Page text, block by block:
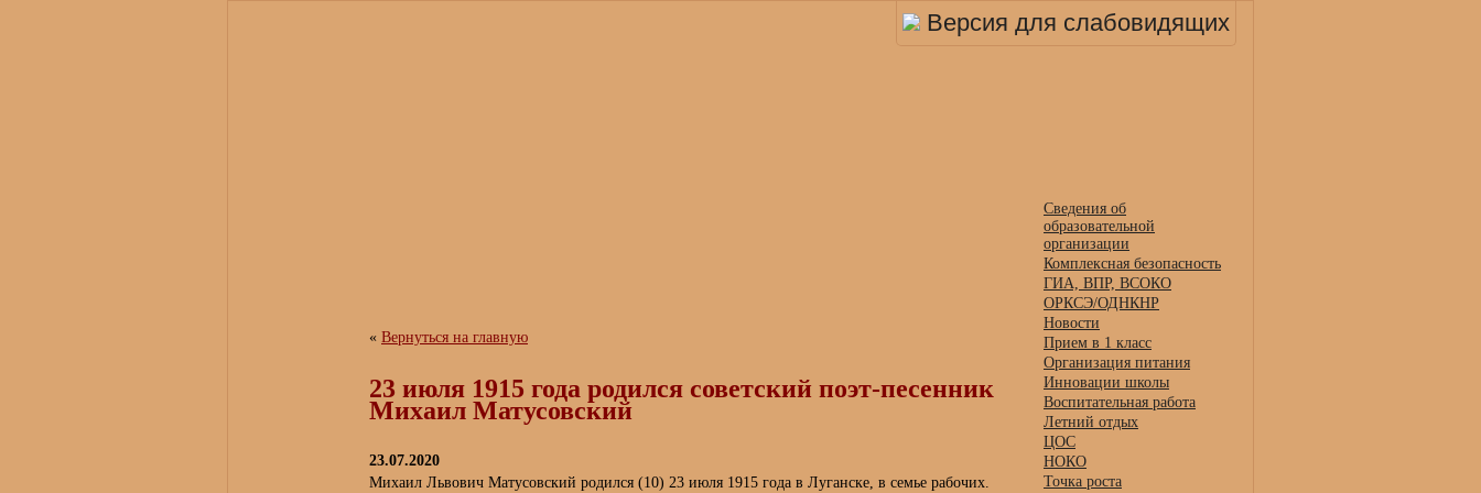
Версия для слабовидящих
« Вернуться на главную
23 июля 1915 года родился советский поэт-песенник
Михаил Матусовский
23.07.2020
Михаил Львович Матусовский родился (10) 23 июля 1915 года в Луганске, в семье рабочих.
Сведения об
образовательной
организации
Комплексная безопасность
ГИА, ВПР, ВСОКО
ОРКСЭ/ОДНКНР
Новости
Прием в 1 класс
Организация питания
Инновации школы
Воспитательная работа
Летний отдых
ЦОС
НОКО
Точка роста